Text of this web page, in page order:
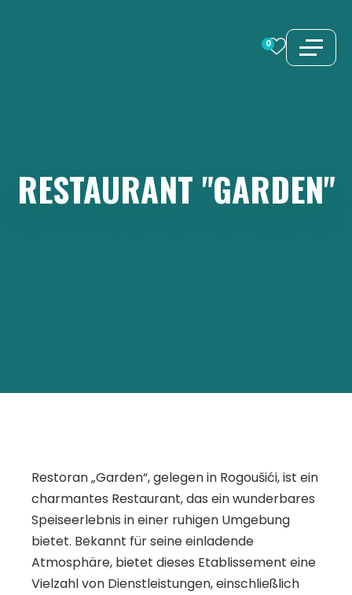
0
RESTAURANT "GARDEN"
Restoran „Garden“, gelegen in Rogoušići, ist ein
charmantes Restaurant, das ein wunderbares
Speiseerlebnis in einer ruhigen Umgebung
bietet. Bekannt für seine einladende
Atmosphäre, bietet dieses Etablissement eine
Vielzahl von Dienstleistungen, einschließlich